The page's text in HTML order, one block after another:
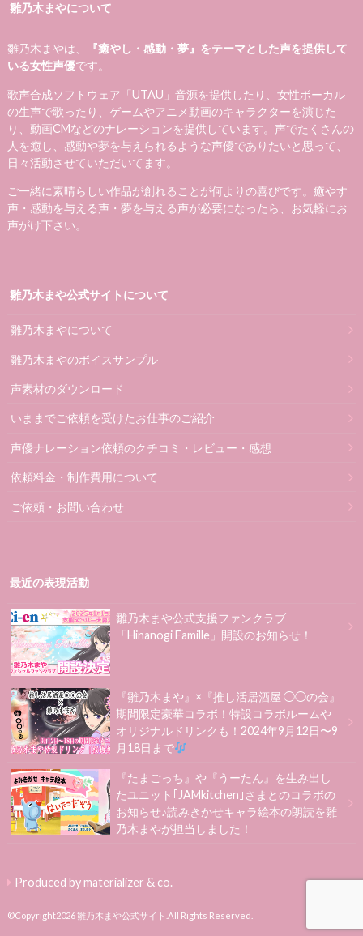
雛乃木まやについて
雛乃木まやは、
『癒やし・感動・夢』をテーマとした声を提供して
いる女性声優です。
歌声合成ソフトウェア「UTAU」音源を提供したり、女性ボーカル
の生声で歌ったり、ゲームやアニメ動画のキャラクターを演じた
り、動画CMなどのナレーションを提供しています。声でたくさんの
人を癒し、感動や夢を与えられるような声優でありたいと思って、
日々活動させていただいてます。
ご一緒に素晴らしい作品が創れることが何よりの喜びです。癒やす
声・感動を与える声・夢を与える声が必要になったら、お気軽にお
声がけ下さい。
雛乃木まや公式サイトについて
雛乃木まやについて
雛乃木まやのボイスサンプル
声素材のダウンロード
いままでご依頼を受けたお仕事のご紹介
声優ナレーション依頼のクチコミ・レビュー・感想
依頼料金・制作費用について
ご依頼・お問い合わせ
最近の表現活動
雛乃木まや公式支援ファンクラブ
「Hinanogi Famille」開設のお知らせ！
『雛乃木まや』×『推し活居酒屋 ◯◯の会』
期間限定豪華コラボ！特設コラボルームや
オリジナルドリンクも！2024年9月12日〜9
月18日まで
『たまごっち』や『うーたん』を生み出し
たユニット｢JAMkitchen｣さまとのコラボの
お知らせ♪読みきかせキャラ絵本の朗読を雛
乃木まやが担当しました！
Produced by materializer & co.
©Copyright2026雛乃木まや公式サイト .All Rights Reserved.